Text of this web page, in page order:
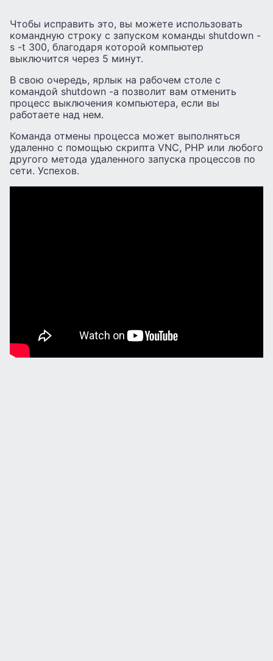
Чтобы исправить это, вы можете использовать
командную строку с запуском команды shutdown -
s -t 300, благодаря которой компьютер
выключится через 5 минут.
В свою очередь, ярлык на рабочем столе с
командой shutdown -a позволит вам отменить
процесс выключения компьютера, если вы
работаете над нем.
Команда отмены процесса может выполняться
удаленно с помощью скрипта VNC, PHP или любого
другого метода удаленного запуска процессов по
сети. Успехов.